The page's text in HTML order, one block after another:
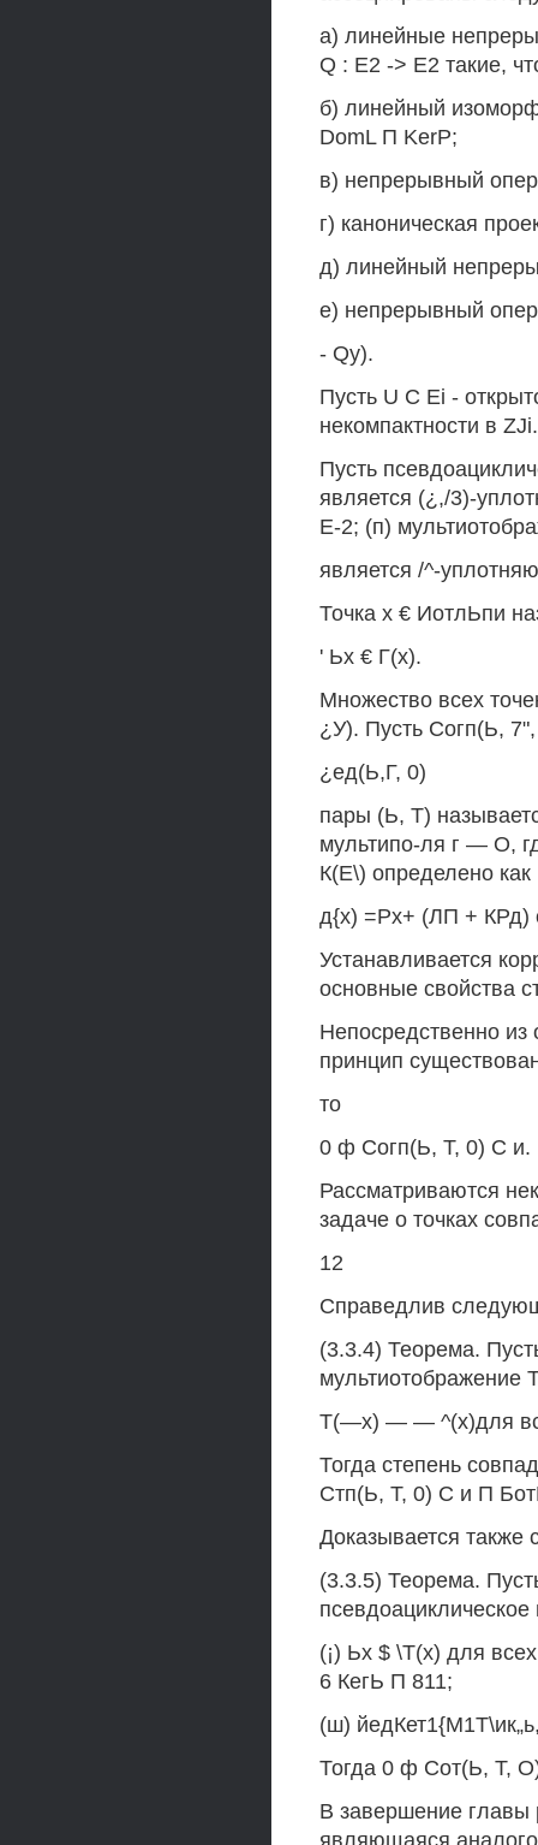
а) линейные
Q : Е2 -> Е2 такие,
б) линейный
DomL П KerP;
в) непрерывный
г) каноническая
д) линейный
е) непрерывный
- Qy).
Пусть U С Ei -
некомпактности в ZJi.
Пусть
является (¿,/3)-
Е-2; (п)
является /^-
Точка х € ИотлЬпи
' Ьх € Г(х).
Множество всех
¿У). Пусть Согп(Ь,
¿ед(Ь,Г, 0)
пары (Ь, Т)
мультипо-ля г — О,
К(Е\) определено как
д{х) =Рх+ (ЛП + КРд)
Устанавливается
основные свойства
Непосредственно
принцип
то
0 ф Согп(Ь, Т, 0) С и.
Рассматриваются
задаче о точках
12
Справедлив
(3.3.4) Теорема.
мультиотображение
Т(—х) — — ^(х)для
Тогда степень
Стп(Ь, Т, 0) С и П
Доказывается
(3.3.5) Теорема.
(¡) Ьх $ \Т(х) для
6 КегЬ П 811;
(ш)
Тогда 0 ф Сот(Ь, Т,
В завершение главы
являющаяся